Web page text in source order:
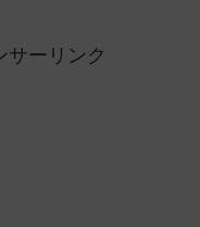
サーリンク